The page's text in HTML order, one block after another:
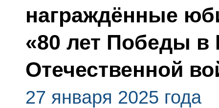
награждённые
«80 лет Победы в
Отечественной
27 января 2025 года